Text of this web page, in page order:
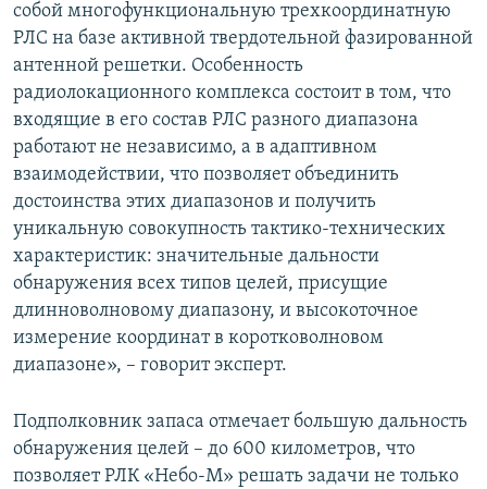
собой многофункциональную трехкоординатную
РЛС на базе активной твердотельной фазированной
антенной решетки. Особенность
радиолокационного комплекса состоит в том, что
входящие в его состав РЛС разного диапазона
работают не независимо, а в адаптивном
взаимодействии, что позволяет объединить
достоинства этих диапазонов и получить
уникальную совокупность тактико-технических
характеристик: значительные дальности
обнаружения всех типов целей, присущие
длинноволновому диапазону, и высокоточное
измерение координат в коротковолновом
диапазоне», – говорит эксперт.
Подполковник запаса отмечает большую дальность
обнаружения целей – до 600 километров, что
позволяет РЛК «Небо-М» решать задачи не только